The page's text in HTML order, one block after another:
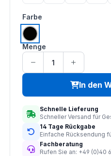
Farbe
schwarz
Menge
In den
Schnelle Lieferung
Schneller Versand für
14 Tage Rückgabe
Einfache Rücksendung
Fachberatung
Rufen Sie an: +49 (0)40